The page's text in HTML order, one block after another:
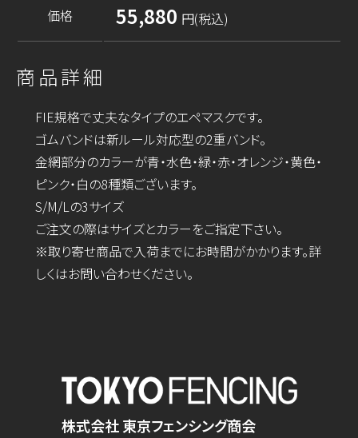
価格 55,880 円(税込)
商品詳細
FIE規格で丈夫なタイプのエペマスクです。
ゴムバンドは新ルール対応型の2重バンド。
金網部分のカラーが青・水色・緑・赤・オレンジ・黄色・
ピンク・白の8種類ございます。
S/M/Lの3サイズ
ご注文の際はサイズとカラーをご指定下さい。
※取り寄せ商品で入荷までにお時間がかかります。詳
しくはお問い合わせください。
株式会社 東京フェンシング商会